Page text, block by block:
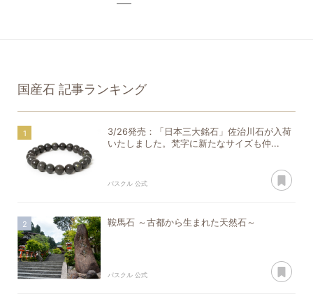
国産石 記事ランキング
3/26発売：「日本三大銘石」佐治川石が入荷
いたしました。梵字に新たなサイズも仲...
パスクル 公式
鞍馬石 ～古都から生まれた天然石～
パスクル 公式